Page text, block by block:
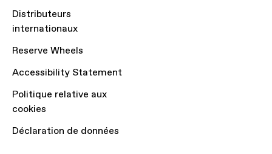
Distributeurs
internationaux
Reserve Wheels
Accessibility Statement
Politique relative aux
cookies
Déclaration de données